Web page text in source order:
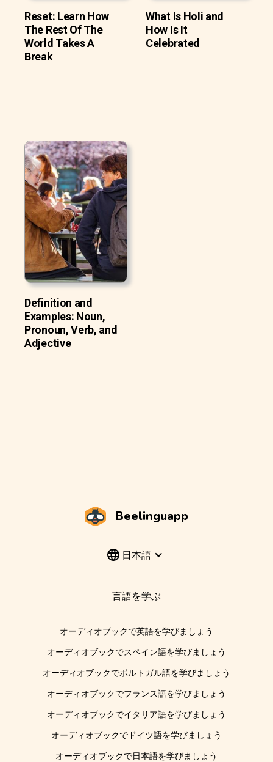
Reset: Learn How
The Rest Of The
World Takes A
Break
What Is Holi and
How Is It
Celebrated
Definition and
Examples: Noun,
Pronoun, Verb, and
Adjective
Beelinguapp
日本語
言語を学ぶ
オーディオブックで英語を学びましょう
オーディオブックでスペイン語を学びましょう
オーディオブックでポルトガル語を学びましょう
オーディオブックでフランス語を学びましょう
オーディオブックでイタリア語を学びましょう
オーディオブックでドイツ語を学びましょう
オーディオブックで日本語を学びましょう